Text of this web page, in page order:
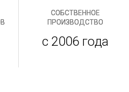
СОБСТВЕННОЕ
ПРОИЗВОДСТВО
с 2006 года